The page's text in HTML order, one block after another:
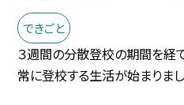
できごと
３週間の分散登校の期間を経
常に登校する生活が始まりま